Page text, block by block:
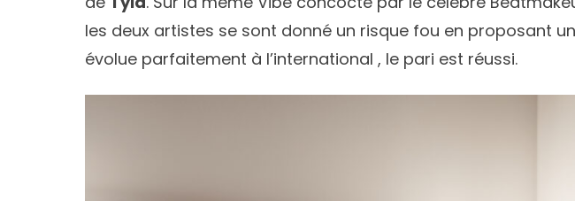
les deux artistes se sont donné un risque fou en proposant
évolue parfaitement à l’international , le pari est réussi.